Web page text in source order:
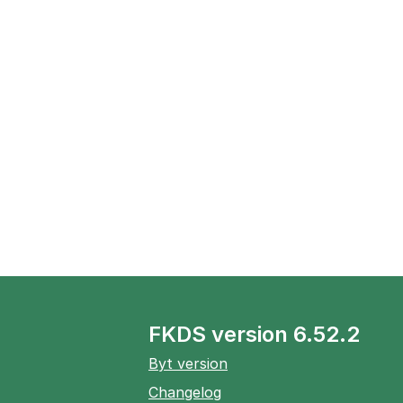
FKDS version 6.52.2
Byt version
Changelog